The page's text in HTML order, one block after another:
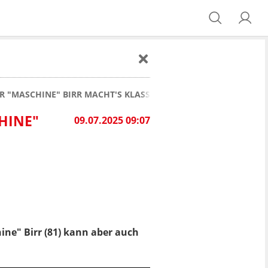
"MASCHINE" BIRR MACHT'S KLASSISCH
09.07.2025 09:07
Birr (81) kann aber auch